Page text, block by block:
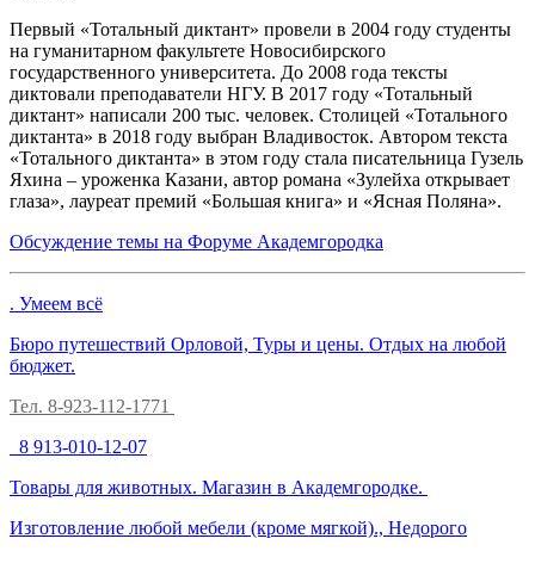
Первый «Тотальный диктант» провели в 2004 году студенты
на гуманитарном факультете Новосибирского
государственного университета. До 2008 года тексты
диктовали преподаватели НГУ. В 2017 году «Тотальный
диктант» написали 200 тыс. человек. Столицей «Тотального
диктанта» в 2018 году выбран Владивосток. Автором текста
«Тотального диктанта» в этом году стала писательница Гузель
Яхина – уроженка Казани, автор романа «Зулейха открывает
глаза», лауреат премий «Большая книга» и «Ясная Поляна».
Обсуждение темы на Форуме Академгородка
. Умеем всё
Бюро путешествий Орловой, Туры и цены. Отдых на любой
бюджет.
Тел. 8-923-112-1771
8 913-010-12-07
Товары для животных. Магазин в Академгородке.
Изготовление любой мебели (кроме мягкой)., Недорого